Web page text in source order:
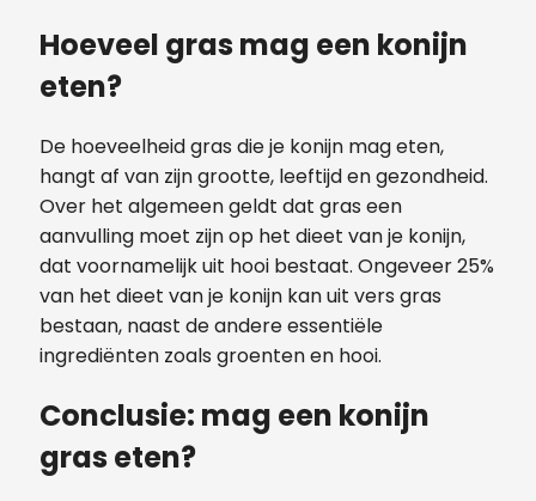
Hoeveel gras mag een konijn
eten?
De hoeveelheid gras die je konijn mag eten,
hangt af van zijn grootte, leeftijd en gezondheid.
Over het algemeen geldt dat gras een
aanvulling moet zijn op het dieet van je konijn,
dat voornamelijk uit hooi bestaat. Ongeveer 25%
van het dieet van je konijn kan uit vers gras
bestaan, naast de andere essentiële
ingrediënten zoals groenten en hooi.
Conclusie: mag een konijn
gras eten?